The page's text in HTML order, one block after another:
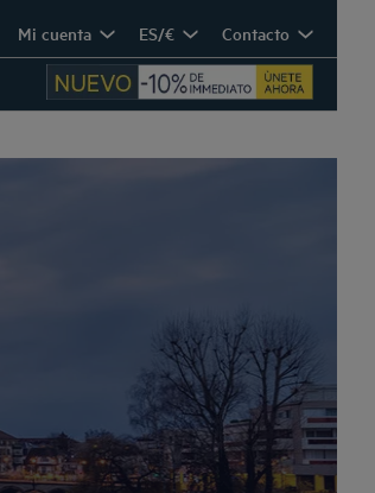
Mi cuenta ES/€ Contacto